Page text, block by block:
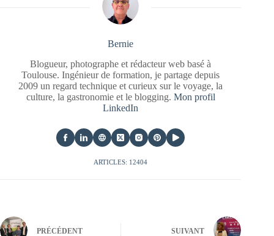
Bernie
Blogueur, photographe et rédacteur web basé à
Toulouse. Ingénieur de formation, je partage depuis
2009 un regard technique et curieux sur le voyage, la
culture, la gastronomie et le blogging. Mon profil
LinkedIn
ARTICLES: 12404
PRÉCÉDENT SUIVANT